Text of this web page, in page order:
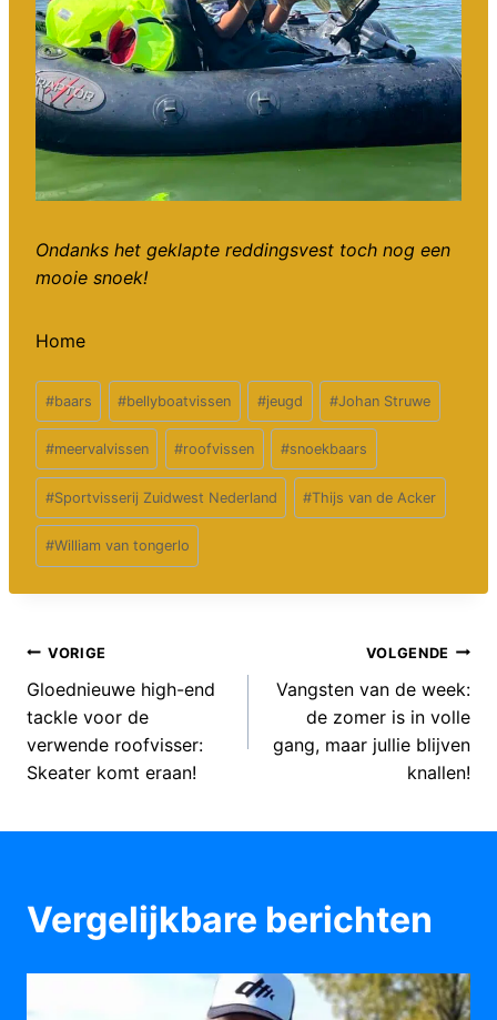
Ondanks het geklapte reddingsvest toch nog een
mooie snoek!
Home
Bericht
tags:
#baars #bellyboatvissen #jeugd #Johan Struwe
#meervalvissen #roofvissen #snoekbaars
#Sportvisserij Zuidwest Nederland #Thijs van de Acker
#William van tongerlo
Bericht
navigatie
VORIGE
Gloednieuwe high-end
tackle voor de
verwende roofvisser:
Skeater komt eraan!
VOLGENDE
Vangsten van de week:
de zomer is in volle
gang, maar jullie blijven
knallen!
Vergelijkbare berichten